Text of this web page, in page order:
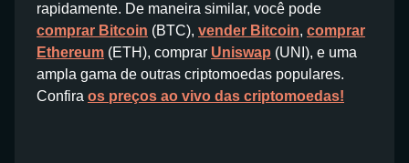
rapidamente. De maneira similar, você pode
comprar Bitcoin (BTC), vender Bitcoin, comprar
Ethereum (ETH), comprar Uniswap (UNI), e uma
ampla gama de outras criptomoedas populares.
Confira os preços ao vivo das criptomoedas!